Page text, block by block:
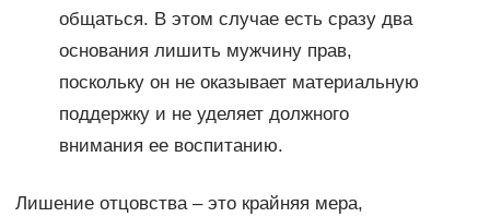
общаться. В этом случае есть сразу два
основания лишить мужчину прав,
поскольку он не оказывает материальную
поддержку и не уделяет должного
внимания ее воспитанию.
Лишение отцовства – это крайняя мера,